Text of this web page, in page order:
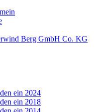
Berg GmbH Co. KG
ein 2024
ein 2018